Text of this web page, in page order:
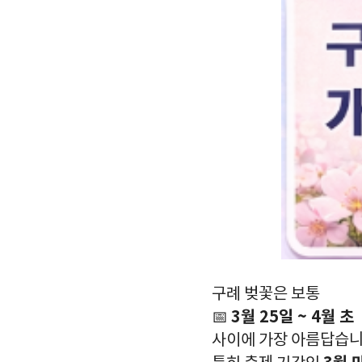
구례 벚꽃은 보통
📅 3월 25일 ~ 4월 초
사이에 가장 아름답습